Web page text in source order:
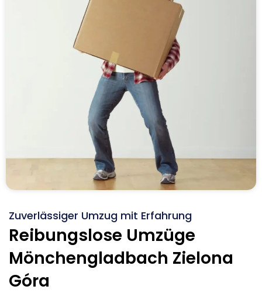
Zuverlässiger Umzug mit Erfahrung
Reibungslose Umzüge
Mönchengladbach Zielona
Góra